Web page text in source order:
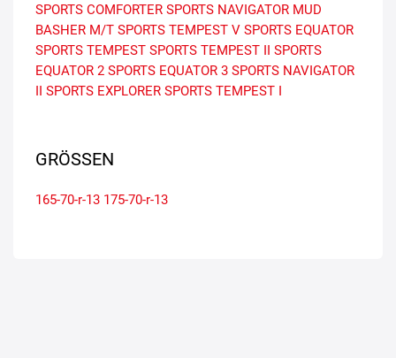
SPORTS COMFORTER SPORTS NAVIGATOR MUD
BASHER M/T SPORTS TEMPEST V SPORTS EQUATOR
SPORTS TEMPEST SPORTS TEMPEST II SPORTS
EQUATOR 2 SPORTS EQUATOR 3 SPORTS NAVIGATOR
II SPORTS EXPLORER SPORTS TEMPEST I
GRÖSSEN
165-70-r-13 175-70-r-13